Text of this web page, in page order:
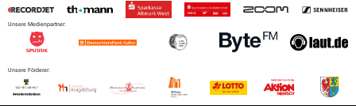
Unsere Medienpartner:
Unsere Förderer: